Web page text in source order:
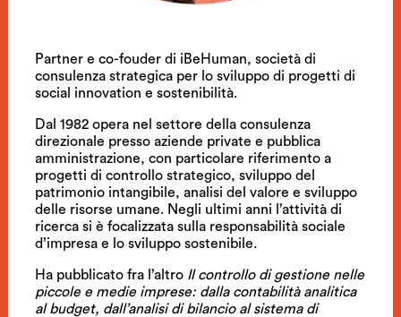
Partner e co-fouder di iBeHuman, società di
consulenza strategica per lo sviluppo di progetti di
social innovation e sostenibilità.
Dal 1982 opera nel settore della consulenza
direzionale presso aziende private e pubblica
amministrazione, con particolare riferimento a
progetti di controllo strategico, sviluppo del
patrimonio intangibile, analisi del valore e sviluppo
delle risorse umane. Negli ultimi anni l’attività di
ricerca si è focalizzata sulla responsabilità sociale
d’impresa e lo sviluppo sostenibile.
Ha pubblicato fra l’altro Il controllo di gestione nelle
piccole e medie imprese: dalla contabilità analitica
al budget, dall’analisi di bilancio al sistema di